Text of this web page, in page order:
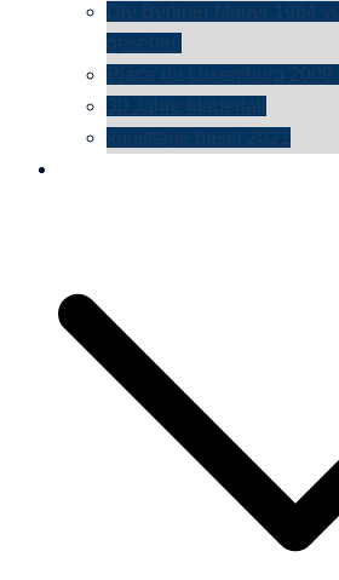
Die Berliner Mauer 1984
gesehen
Place du Luxemburg 2009
30 Jahre Mauerfall
kunsttage basel 2021